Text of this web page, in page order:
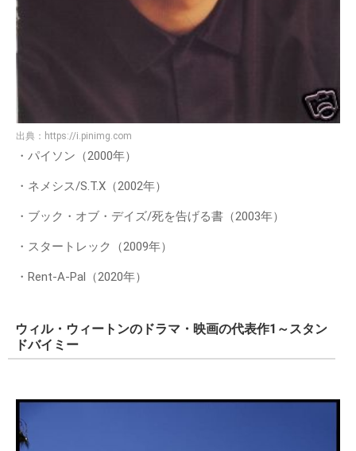
出典： https://i.pinimg.com
・パイソン（2000年）
・ネメシス/S.T.X（2002年）
・ブック・オブ・デイズ/死を告げる書（2003年）
・スタートレック（2009年）
・Rent-A-Pal（2020年）
ウィル・ウィートンのドラマ・映画の代表作1～スタン
ドバイミー